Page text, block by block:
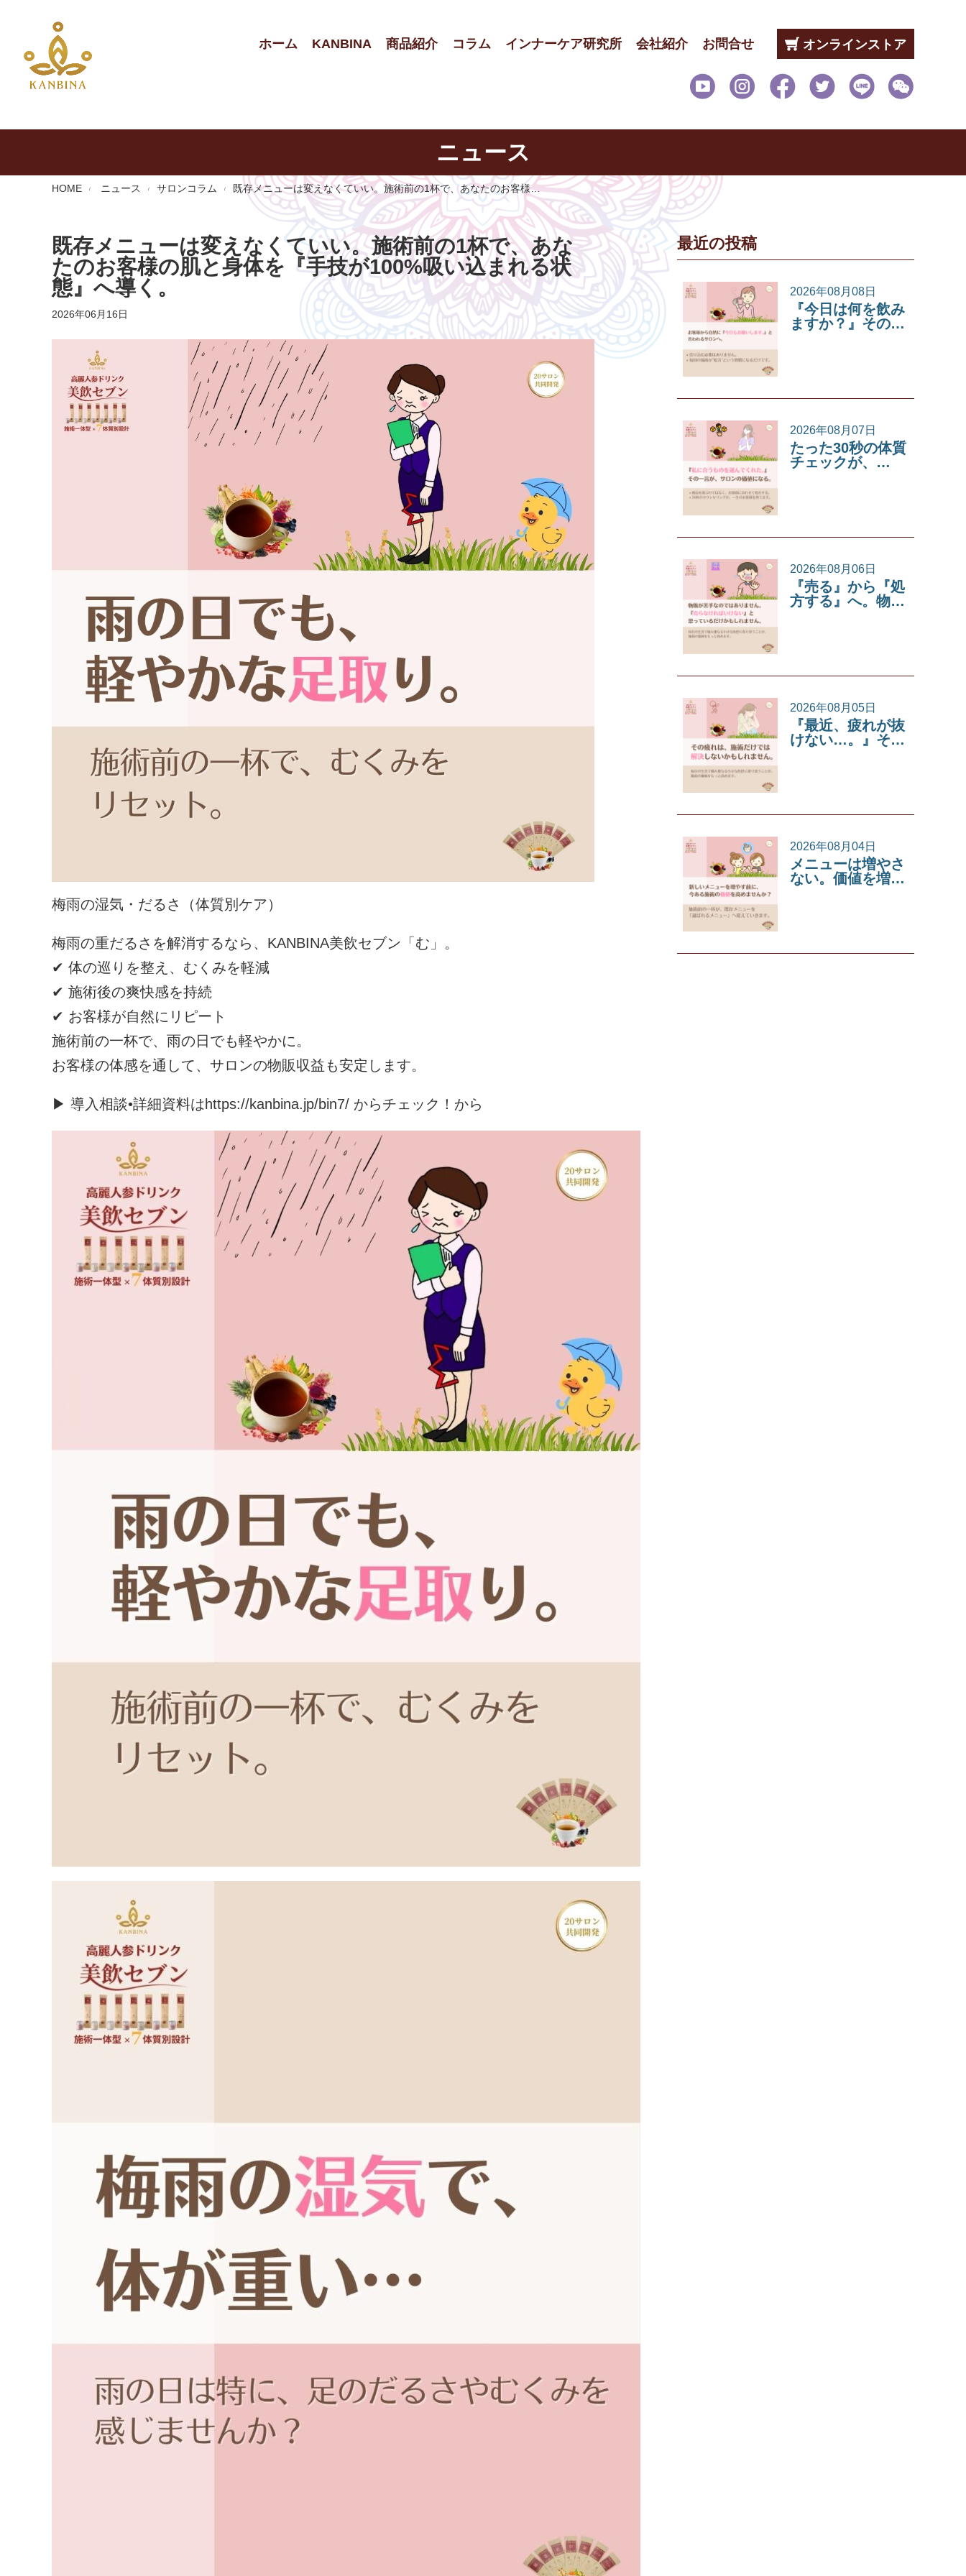
ホーム KANBINA 商品紹介 コラム インナーケア研究所 会社紹介 お問合せ オンラインストア
ニュース
HOME ニュース サロンコラム 既存メニューは変えなくていい。施術前の1杯で、あなたのお客様…
既存メニューは変えなくていい。施術前の1杯で、あな
たのお客様の肌と身体を『手技が100%吸い込まれる状
態』へ導く。
2026年06月16日
梅雨の湿気・だるさ（体質別ケア）
梅雨の重だるさを解消するなら、KANBINA美飲セブン「む」。
✔ 体の巡りを整え、むくみを軽減
✔ 施術後の爽快感を持続
✔ お客様が自然にリピート
施術前の一杯で、雨の日でも軽やかに。
お客様の体感を通して、サロンの物販収益も安定します。
▶ 導入相談•詳細資料はhttps://kanbina.jp/bin7/ からチェック！から
最近の投稿
2026年08月08日
『今日は何を飲み
ますか？』その…
2026年08月07日
たった30秒の体質
チェックが、…
2026年08月06日
『売る』から『処
方する』へ。物…
2026年08月05日
『最近、疲れが抜
けない…。』そ…
2026年08月04日
メニューは増やさ
ない。価値を増…